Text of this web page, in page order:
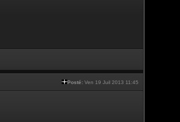
Posté: Ven 19 Juil 2013 11:45